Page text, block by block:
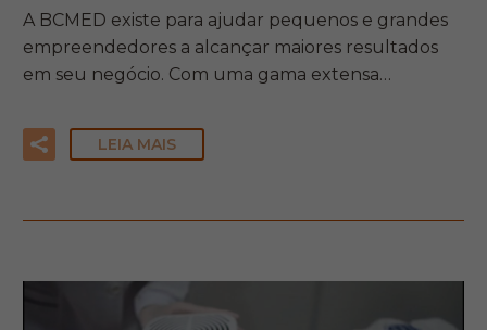
A BCMED existe para ajudar pequenos e grandes
empreendedores a alcançar maiores resultados
em seu negócio. Com uma gama extensa…
LEIA MAIS